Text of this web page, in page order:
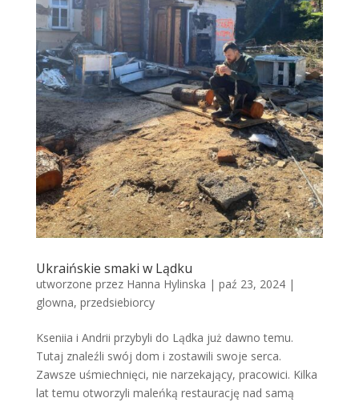
Ukraińskie smaki w Lądku
utworzone przez Hanna Hylinska | paź 23, 2024|
glowna, przedsiebiorcy
Kseniia i Andrii przybyli do Lądka już dawno temu.
Tutaj znaleźli swój dom i zostawili swoje serca.
Zawsze uśmiechnięci, nie narzekający, pracowici. Kilka
lat temu otworzyli maleńką restaurację nad samą